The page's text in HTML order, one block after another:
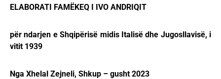
ELABORATI FAMËKEQ I IVO ANDRIQIT
për ndarjen e Shqipërisë midis Italisë dhe Jugosllavisë, i
vitit 1939
Nga Xhelal Zejneli, Shkup – gusht 2023